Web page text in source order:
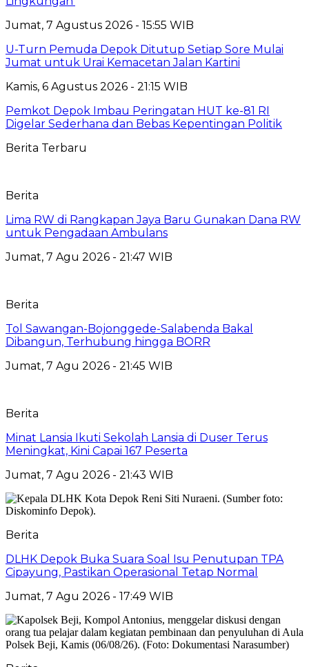
Jumat, 7 Agustus 2026 - 15:55 WIB
U-Turn Pemuda Depok Ditutup Setiap Sore Mulai
Jumat untuk Urai Kemacetan Jalan Kartini
Kamis, 6 Agustus 2026 - 21:15 WIB
Pemkot Depok Imbau Peringatan HUT ke-81 RI
Digelar Sederhana dan Bebas Kepentingan Politik
Berita Terbaru
Berita
Lima RW di Rangkapan Jaya Baru Gunakan Dana RW
untuk Pengadaan Ambulans
Jumat, 7 Agu 2026 - 21:47 WIB
Berita
Tol Sawangan-Bojonggede-Salabenda Bakal
Dibangun, Terhubung hingga BORR
Jumat, 7 Agu 2026 - 21:45 WIB
Berita
Minat Lansia Ikuti Sekolah Lansia di Duser Terus
Meningkat, Kini Capai 167 Peserta
Jumat, 7 Agu 2026 - 21:43 WIB
Berita
DLHK Depok Buka Suara Soal Isu Penutupan TPA
Cipayung, Pastikan Operasional Tetap Normal
Jumat, 7 Agu 2026 - 17:49 WIB